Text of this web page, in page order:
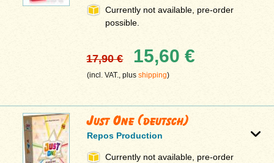
Currently not available, pre-order
possible.
17,90 € 15,60 €
(incl. VAT., plusshipping)
Just One (deutsch)
Repos Production
Currently not available, pre-order